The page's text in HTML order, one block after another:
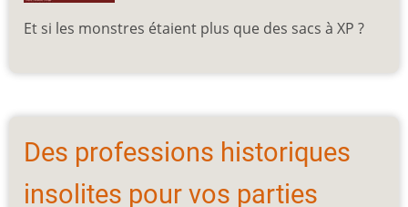
Et si les monstres étaient plus que des sacs à XP ?
Des professions historiques
insolites pour vos parties